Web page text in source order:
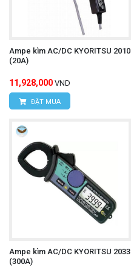
Ampe kìm AC/DC KYORITSU 2010
(20A)
11,928,000 VND
ĐẶT MUA
Ampe kìm AC/DC KYORITSU 2033
(300A)